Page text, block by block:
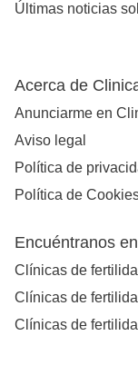
Últimas noticias
Acerca de
Anunciarme en
Aviso legal
Política de
Política de
Encuéntranos en
Clínicas de
Clínicas de
Clínicas de